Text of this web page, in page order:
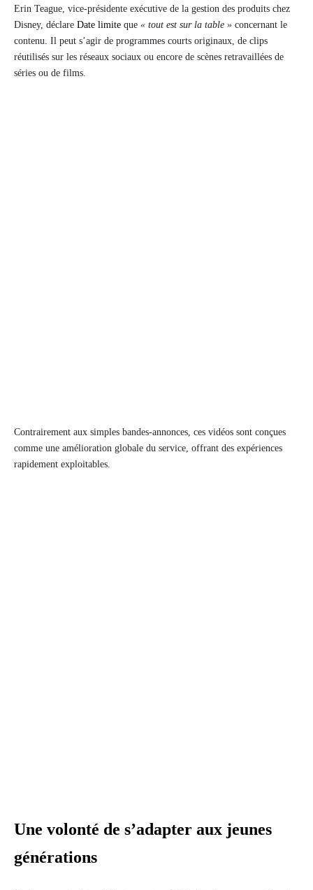
Erin Teague, vice-présidente exécutive de la gestion des produits chez
Disney, déclare Date limite que « tout est sur la table » concernant le
contenu. Il peut s’agir de programmes courts originaux, de clips
réutilisés sur les réseaux sociaux ou encore de scènes retravaillées de
séries ou de films.
Contrairement aux simples bandes-annonces, ces vidéos sont conçues
comme une amélioration globale du service, offrant des expériences
rapidement exploitables.
Une volonté de s’adapter aux jeunes
générations